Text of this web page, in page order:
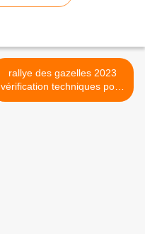
rallye des gazelles 2023
vérification techniques pour
les équipages 258 et 305 >